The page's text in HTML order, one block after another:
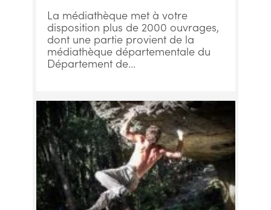
La médiathèque met à votre
disposition plus de 2000 ouvrages,
dont une partie provient de la
médiathèque départementale du
Département de...